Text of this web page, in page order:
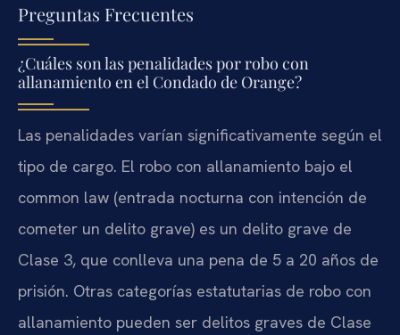
Preguntas Frecuentes
¿Cuáles son las penalidades por robo con
allanamiento en el Condado de Orange?
Las penalidades varían significativamente según el
tipo de cargo. El robo con allanamiento bajo el
common law (entrada nocturna con intención de
cometer un delito grave) es un delito grave de
Clase 3, que conlleva una pena de 5 a 20 años de
prisión. Otras categorías estatutarias de robo con
allanamiento pueden ser delitos graves de Clase